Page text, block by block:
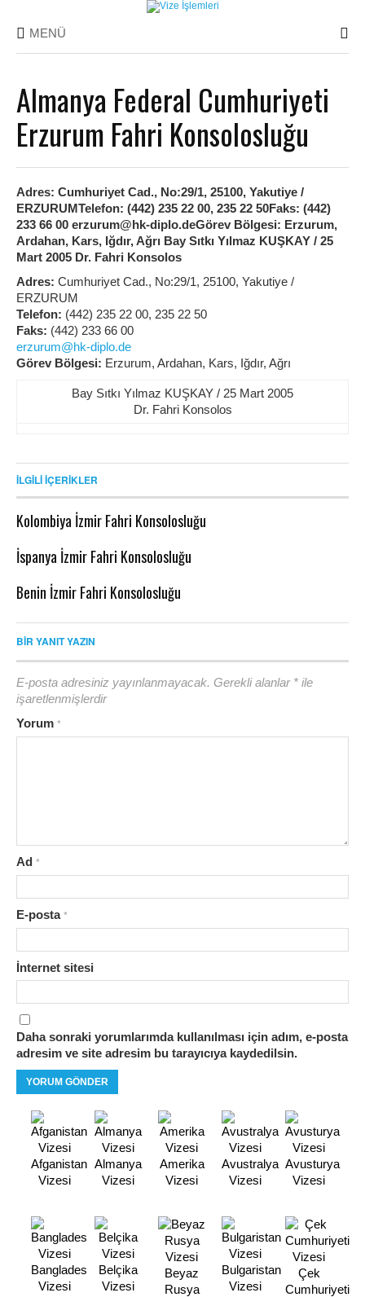
MENÜ
Almanya Federal Cumhuriyeti
Erzurum Fahri Konsolosluğu
Adres: Cumhuriyet Cad., No:29/1, 25100, Yakutiye /
ERZURUMTelefon: (442) 235 22 00, 235 22 50Faks: (442)
233 66 00 erzurum@hk-diplo.deGörev Bölgesi: Erzurum,
Ardahan, Kars, Iğdır, Ağrı Bay Sıtkı Yılmaz KUŞKAY / 25
Mart 2005 Dr. Fahri Konsolos
Adres: Cumhuriyet Cad., No:29/1, 25100, Yakutiye /
ERZURUM
Telefon: (442) 235 22 00, 235 22 50
Faks: (442) 233 66 00
erzurum@hk-diplo.de
Görev Bölgesi: Erzurum, Ardahan, Kars, Iğdır, Ağrı
Bay Sıtkı Yılmaz KUŞKAY / 25 Mart 2005
Dr. Fahri Konsolos
İLGILI İÇERIKLER
Kolombiya İzmir Fahri Konsolosluğu
İspanya İzmir Fahri Konsolosluğu
Benin İzmir Fahri Konsolosluğu
BIR YANIT YAZIN
E-posta adresiniz yayınlanmayacak. Gerekli alanlar * ile
işaretlenmişlerdir
Yorum *
Ad *
E-posta *
İnternet sitesi
Daha sonraki yorumlarımda kullanılması için adım, e-posta
adresim ve site adresim bu tarayıcıya kaydedilsin.
Afganistan
Vizesi
Almanya
Vizesi
Amerika
Vizesi
Avustralya
Vizesi
Avusturya
Vizesi
Banglades
Vizesi
Belçika
Vizesi
Beyaz
Rusya
Bulgaristan
Vizesi
Çek
Cumhuriyeti